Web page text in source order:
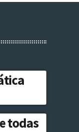
todas